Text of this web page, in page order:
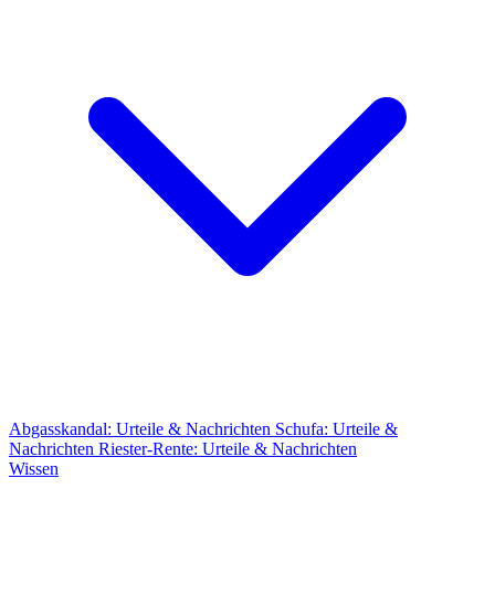
Abgasskandal: Urteile & Nachrichten Schufa: Urteile &
Nachrichten Riester-Rente: Urteile & Nachrichten
Wissen